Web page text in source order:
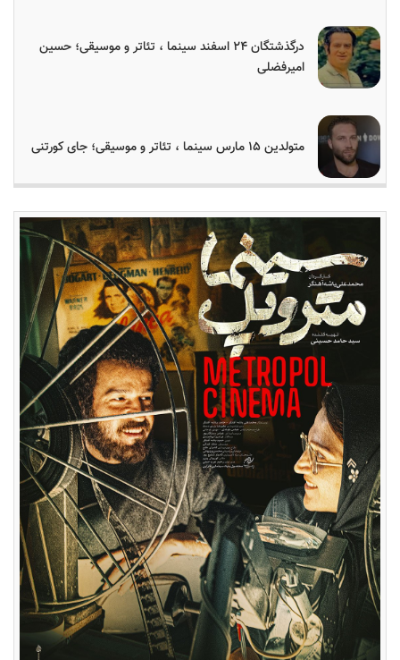
درگذشتگان ۲۴ اسفند سینما ، تئاتر و موسیقی؛ حسین
امیرفضلی
متولدین ۱۵ مارس سینما ، تئاتر و موسیقی؛ جای کورتنی